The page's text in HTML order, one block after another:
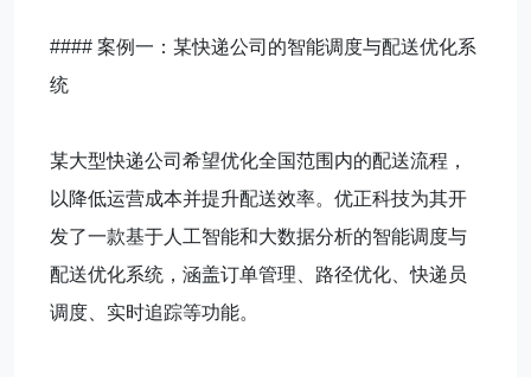
#### 案例一：某快递公司的智能调度与配送优化系
统
某大型快递公司希望优化全国范围内的配送流程，
以降低运营成本并提升配送效率。优正科技为其开
发了一款基于人工智能和大数据分析的智能调度与
配送优化系统，涵盖订单管理、路径优化、快递员
调度、实时追踪等功能。